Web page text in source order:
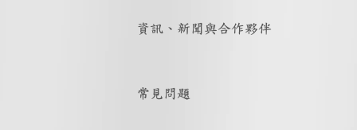
資訊、新聞與合作夥伴
常見問題